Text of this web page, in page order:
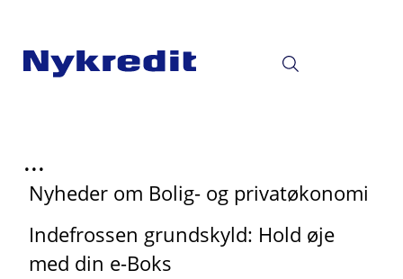
...
Nyheder om Bolig- og privatøkonomi
Indefrossen grundskyld: Hold øje
med din e-Boks